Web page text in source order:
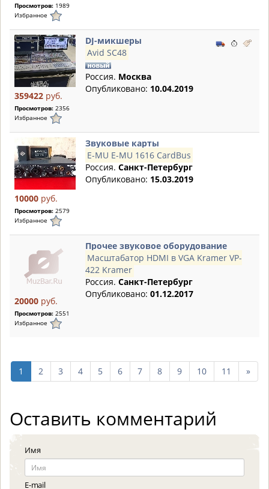
Просмотров: 1989
Избранное
359422 руб.
Просмотров: 2356
Избранное
DJ-микшеры
Avid SC48
Россия. Москва
Опубликовано: 10.04.2019
10000 руб.
Просмотров: 2579
Избранное
Звуковые карты
E-MU E-MU 1616 CardBus
Россия. Санкт-Петербург
Опубликовано: 15.03.2019
20000 руб.
Просмотров: 2551
Избранное
Прочее звуковое оборудование
Масштабатор HDMI в VGA Kramer VP-
422 Kramer
Россия. Санкт-Петербург
Опубликовано: 01.12.2017
1 2 3 4 5 6 7 8 9 10 11 »
10
Оставить комментарий
Имя
E-mail